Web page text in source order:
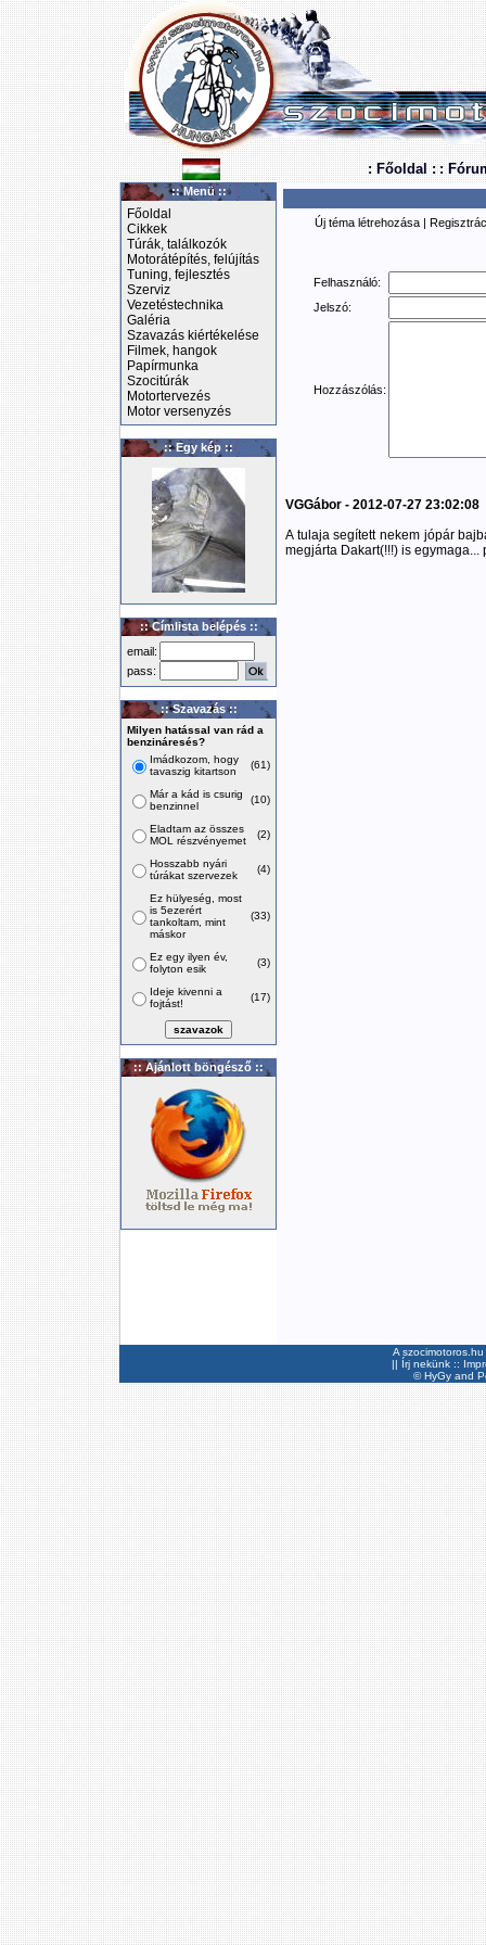
: Főoldal : :
:: Menü ::
Főoldal
Cikkek
Túrák, találkozók
Motorátépítés, felújítás
Tuning, fejlesztés
Szerviz
Vezetéstechnika
Galéria
Szavazás kiértékelése
Filmek, hangok
Papírmunka
Szocitúrák
Motortervezés
Motor versenyzés
:: Egy kép ::
:: Címlista belépés ::
email:
pass:
:: Szavazás ::
Milyen hatással van rád a
benzináresés?
Imádkozom, hogy
tavaszig kitartson
(61)
Már a kád is csurig
benzinnel
(10)
Eladtam az összes
MOL részvényemet
(2)
Hosszabb nyári
túrákat szervezek
(4)
Ez hülyeség, most
is 5ezerért
tankoltam, mint
máskor
(33)
Ez egy ilyen év,
folyton esik
(3)
Ideje kivenni a
fojtást!
(17)
:: Ajánlott böngésző ::
Új téma létrehozása |
Felhasználó:
Jelszó:
Hozzászólás:
VGGábor - 2012-07-27 23:02:08
A tulaja segített nekem jópár
megjárta Dakart(!!!) is
A
|| Írj nekünk ::
©HyGyand